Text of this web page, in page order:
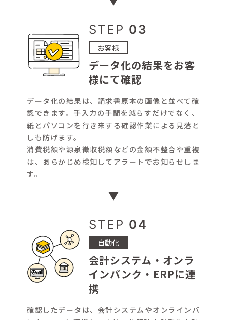
お客様
STEP 03
データ化の結果をお客
様にて確認
データ化の結果は、請求書原本の画像と並べて確
認できます。手入力の手間を減らすだけでなく、
紙とパソコンを行き来する確認作業による見落と
しも防げます。
消費税額や源泉徴収税額などの金額不整合や重複
は、あらかじめ検知してアラートでお知らせしま
す。
自動化
STEP 04
会計システム・オンラ
インバンク・ERPに連
携
確認したデータは、会計システムやオンラインバ